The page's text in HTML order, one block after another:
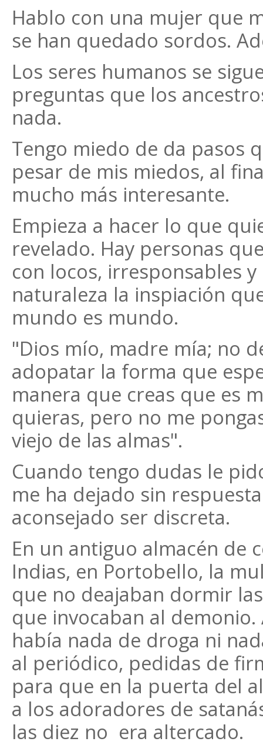
Hablo con una mujer que
se han quedado sordos.
Los seres humanos se
preguntas que los
nada.
Tengo miedo de da pasos
pesar de mis miedos, al
mucho más interesante.
Empieza a hacer lo que
revelado. Hay personas
con locos, irresponsables
naturaleza la inspiación
mundo es mundo.
"Dios mío, madre mía; no
adopatar la forma que
manera que creas que es
quieras, pero no me
viejo de las almas".
Cuando tengo dudas le
me ha dejado sin
aconsejado ser discreta.
En un antiguo almacén de
Indias, en Portobello, la
que no deajaban dormir
que invocaban al
había nada de droga ni
al periódico, pedidas de
para que en la puerta del
a los adoradores de
las diez no era altercado.